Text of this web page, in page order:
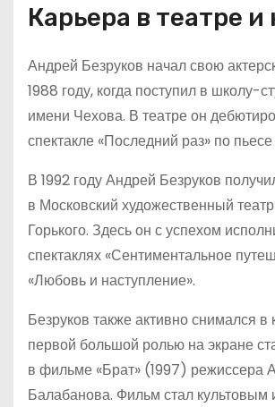
Карьера в театре и
Андрей Безруков начал свою
1988 году, когда поступил в школу-
имени Чехова. В театре он
спектакле «Последний раз» по
В 1992 году Андрей Безруков
в Московский художественный
Горького. Здесь он с успехом
спектаклях «Сентиментальное
«Любовь и наступление».
Безруков также активно снимался в
первой большой ролью на экране
в фильме «Брат» (1997) режиссера
Балабанова. Фильм стал культовым